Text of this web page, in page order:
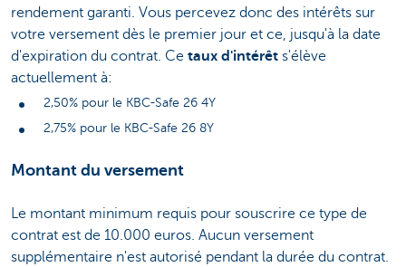
rendement garanti. Vous percevez donc des intérêts sur
votre versement dès le premier jour et ce, jusqu'à la date
d'expiration du contrat. Ce taux d'intérêt s'élève
actuellement à:
2,50% pour le KBC-Safe 26 4Y
2,75% pour le KBC-Safe 26 8Y
Montant du versement
Le montant minimum requis pour souscrire ce type de
contrat est de 10.000 euros. Aucun versement
supplémentaire n'est autorisé pendant la durée du contrat.